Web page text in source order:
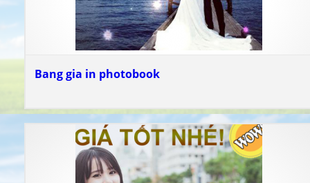
Bang gia in photobook